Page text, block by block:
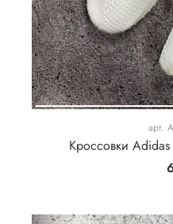
арт.
Кроссовки